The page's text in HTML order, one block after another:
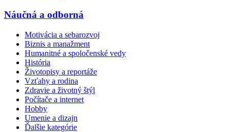
Náučná a odborná
Motivácia a sebarozvoj
Biznis a manažment
Humanitné a spoločenské vedy
História
Životopisy a reportáže
Vzťahy a rodina
Zdravie a životný štýl
Počítače a internet
Hobby
Umenie a dizajn
Ďalšie kategórie